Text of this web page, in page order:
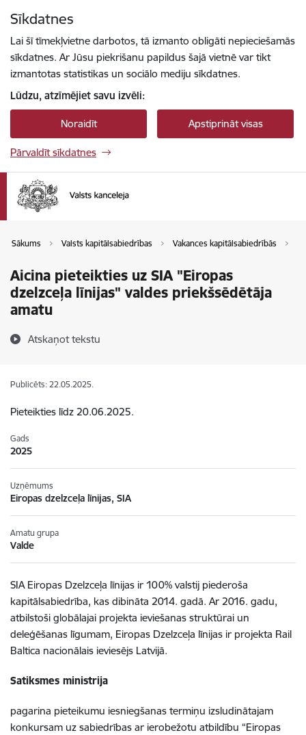
Sīkdatnes
Lai šī tīmekļvietne darbotos, tā izmanto obligāti nepieciešamās
sīkdatnes. Ar Jūsu piekrišanu papildus šajā vietnē var tikt
izmantotas statistikas un sociālo mediju sīkdatnes.
Lūdzu, atzīmējiet savu izvēli:
Noraidīt Apstiprināt visas
Pārvaldīt sīkdatnes
Sākums Valsts kapitālsabiedrības Vakances kapitālsabiedrībās
Aicina pieteikties uz SIA "Eiropas
dzelzceļa līnijas" valdes priekšsēdētāja
amatu
Atskaņot tekstu
Publicēts: 22.05.2025.
Pieteikties līdz 20.06.2025.
Gads
2025
Uzņēmums
Eiropas dzelzceļa līnijas, SIA
Amatu grupa
Valde
SIA Eiropas Dzelzceļa līnijas ir 100% valstij piederoša
kapitālsabiedrība, kas dibināta 2014. gadā. Ar 2016. gadu,
atbilstoši globālajai projekta ieviešanas struktūrai un
deleģēšanas līgumam, Eiropas Dzelzceļa līnijas ir projekta Rail
Baltica nacionālais ieviesējs Latvijā.
Satiksmes ministrija
pagarina pieteikumu iesniegšanas termiņu izsludinātajam
konkursam uz sabiedrības ar ierobežotu atbildību “Eiropas